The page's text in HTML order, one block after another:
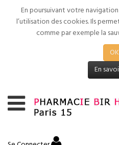
En poursuivant votre
l’utilisation des cookies. Ils
comme par exemple la
OK
En